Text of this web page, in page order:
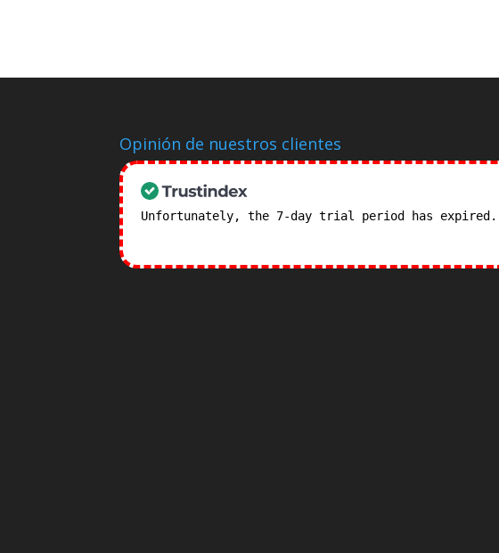
Opinión de nuestros clientes
Unfortunately, the 7-day trial period has expired.